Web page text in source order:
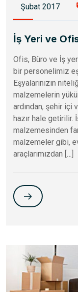
Şubat 2017
İş Yeri ve Ofis
Ofis, Büro ve İş
bir personelimiz
Eşyalarınızın
malzemelerin
ardından, şehir içi
hazır hale
malzemesinden
malzemeler gibi, ev
araçlarımızdan […]